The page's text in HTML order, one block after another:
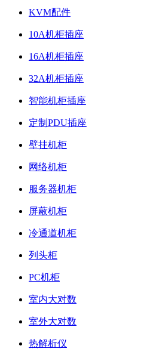
KVM配件
10A机柜插座
16A机柜插座
32A机柜插座
智能机柜插座
定制PDU插座
壁挂机柜
网络机柜
服务器机柜
屏蔽机柜
冷通道机柜
列头柜
PC机柜
室内大对数
室外大对数
热解析仪